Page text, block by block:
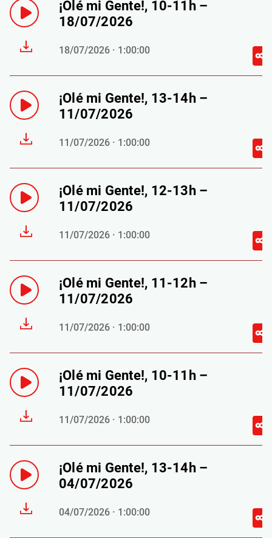
¡Olé mi Gente!, 10-11h –
18/07/2026
18/07/2026 · 1:00:00
¡Olé mi Gente!, 13-14h –
11/07/2026
11/07/2026 · 1:00:00
¡Olé mi Gente!, 12-13h –
11/07/2026
11/07/2026 · 1:00:00
¡Olé mi Gente!, 11-12h –
11/07/2026
11/07/2026 · 1:00:00
¡Olé mi Gente!, 10-11h –
11/07/2026
11/07/2026 · 1:00:00
¡Olé mi Gente!, 13-14h –
04/07/2026
04/07/2026 · 1:00:00